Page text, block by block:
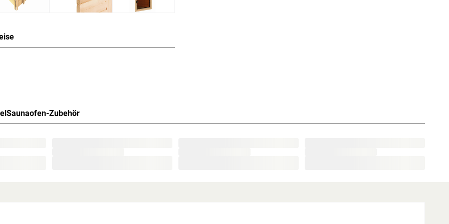
Profilholz verkleidet. Mithilfe eines Steck- und
10 cm zu Wänden und Decke unbedingt
Saunaofen-Zubehör